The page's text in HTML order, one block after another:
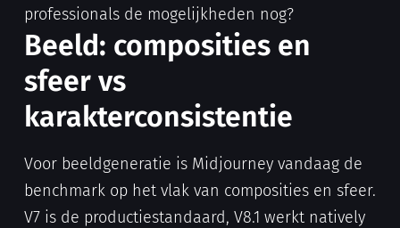
professionals de mogelijkheden nog?
Beeld: composities en
sfeer vs
karakterconsistentie
Voor beeldgeneratie is Midjourney vandaag de
benchmark op het vlak van composities en sfeer.
V7 is de productiestandaard, V8.1 werkt natively